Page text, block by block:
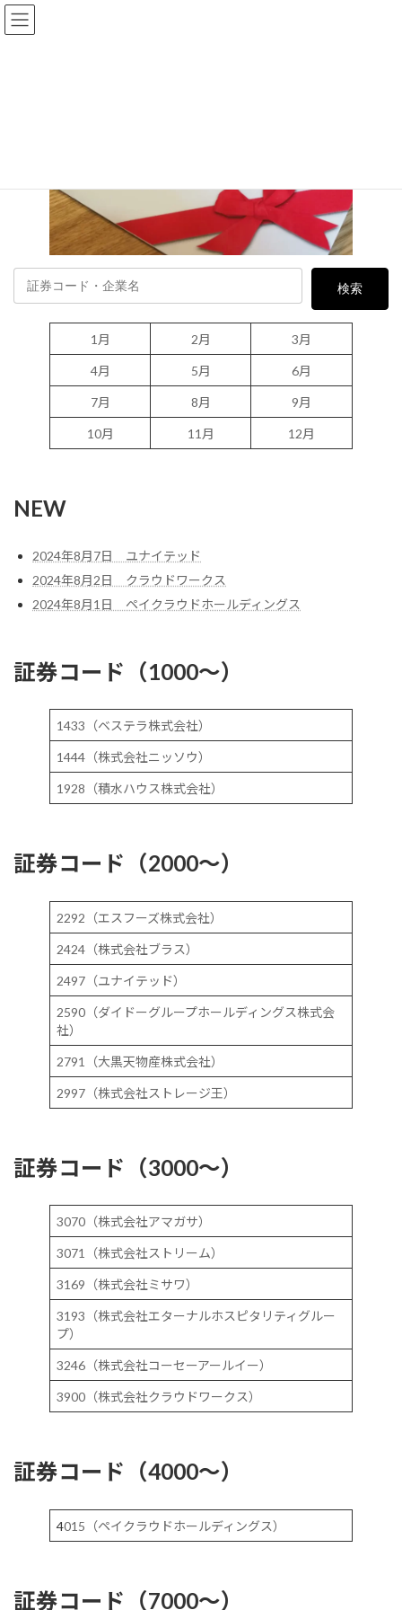
コ
ン
ナ
ビ
1月 2月 3月
4月 5月 6月
7月 8月 9月
10月 11月 12月
NEW
2024年8月7日 ユナイテッド
2024年8月2日 クラウドワークス
2024年8月1日 ペイクラウドホールディングス
証券コード（1000～）
1433（ベステラ株式会社）
1444（株式会社ニッソウ）
1928（積水ハウス株式会社）
証券コード（2000～）
2292（エスフーズ株式会社）
2424（株式会社ブラス）
2497（ユナイテッド）
2590（ダイドーグループホールディングス株式会
社）
2791（大黒天物産株式会社）
2997（株式会社ストレージ王）
証券コード（3000～）
3070（株式会社アマガサ）
3071（株式会社ストリーム）
3169（株式会社ミサワ）
3193（株式会社エターナルホスピタリティグルー
プ）
3246（株式会社コーセーアールイー）
3900（株式会社クラウドワークス）
証券コード（4000～）
4015（ペイクラウドホールディングス）
証券コード（7000～）